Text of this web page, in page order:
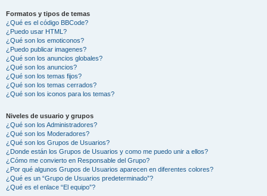
Formatos y tipos de temas
¿Qué es el código BBCode?
¿Puedo usar HTML?
¿Qué son los emoticonos?
¿Puedo publicar imagenes?
¿Qué son los anuncios globales?
¿Qué son los anuncios?
¿Qué son los temas fijos?
¿Qué son los temas cerrados?
¿Qué son los iconos para los temas?
Niveles de usuario y grupos
¿Qué son los Administradores?
¿Qué son los Moderadores?
¿Qué son los Grupos de Usuarios?
¿Donde están los Grupos de Usuarios y como me puedo unir a ellos?
¿Cómo me convierto en Responsable del Grupo?
¿Por qué algunos Grupos de Usuarios aparecen en diferentes colores?
¿Qué es un “Grupo de Usuarios predeterminado”?
¿Qué es el enlace “El equipo”?